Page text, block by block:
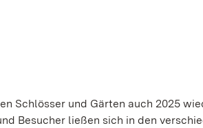
Schlösser und Gärten auch 2025
Besucher ließen sich in den